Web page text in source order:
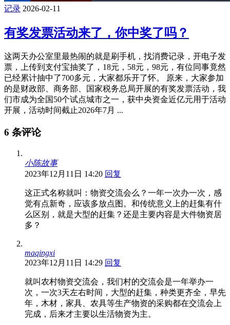
记录 2026-02-11
有奖发票活动来了，你中奖了吗？
这两天办公室里最热闹的就是刷手机，找消费记录，开电子发
票，上传到支付宝抽奖了，18元，58元，98元，有位同事竟然
已经累计抽中了700多元，大家都乐开了怀。 原来，大家参加
的是财政部、商务部、国家税务总局开展的有奖发票活动，我
们市成为全国50个试点城市之一，获中央资金近亿元用于活动
开展，活动时间截止2026年7月 ...
6 条评论
小陈故事
2023年12月11日 14:20 回复
这正式名称就叫：物资交流会么？一年一次办一次，感
觉有点新奇，应该多放点图。和传统意义上的赶集有什
么区别，就是大型的赶集？还是主要内容是大件物资居
多？
maqingxi
2023年12月11日 14:29 回复
就叫农村物资交流会，我们村的交流会是一年举办一
次，一次3天左右时间，大型的赶集，种类更齐全，早先
年，木材，家具、农具等生产物资的采购都在交流会上
完成，后来才主要以生活物资为主。